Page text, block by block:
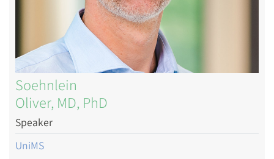
Soehnlein
Oliver, MD, PhD
Speaker
UniMS